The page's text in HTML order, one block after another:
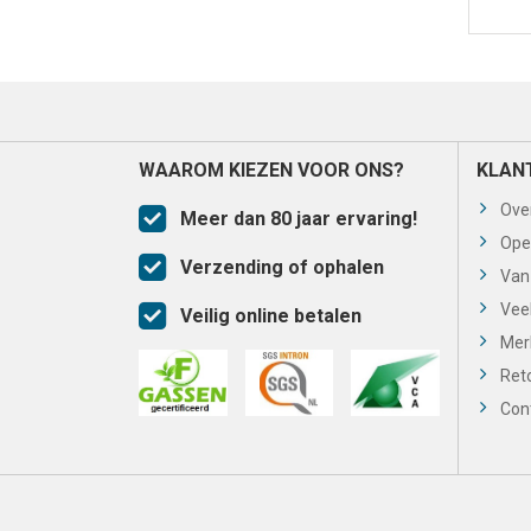
WAAROM KIEZEN VOOR ONS?
Meer dan 80 jaar ervaring!
Verzending of ophalen
Veilig online betalen